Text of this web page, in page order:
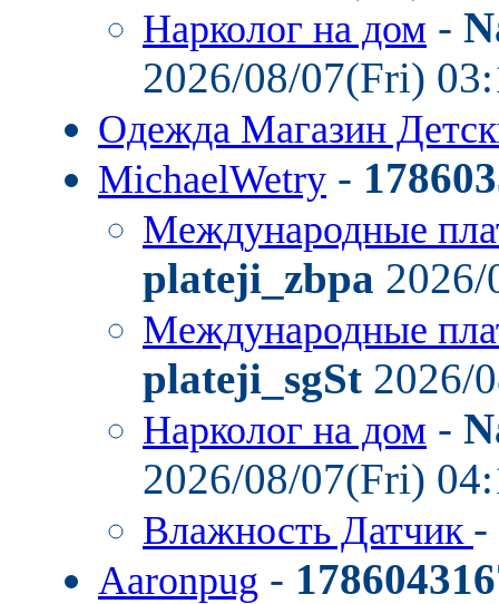
Нарколог на дом -
2026/08/07(Fri)
Одежда Магазин
MichaelWetry -
Международные
plateji_zbpa
Международные
plateji_sgSt 2026/
Нарколог на дом -
2026/08/07(Fri)
Влажность Датчик -
Aaronpug -